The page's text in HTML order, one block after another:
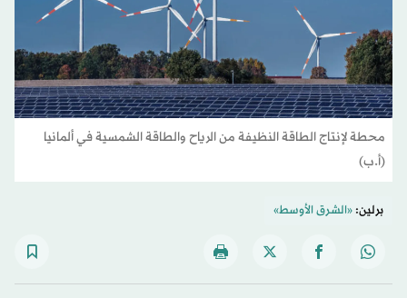
محطة لإنتاج الطاقة النظيفة من الرياح والطاقة الشمسية في ألمانيا
(أ.ب)
برلين:«الشرق الأوسط»